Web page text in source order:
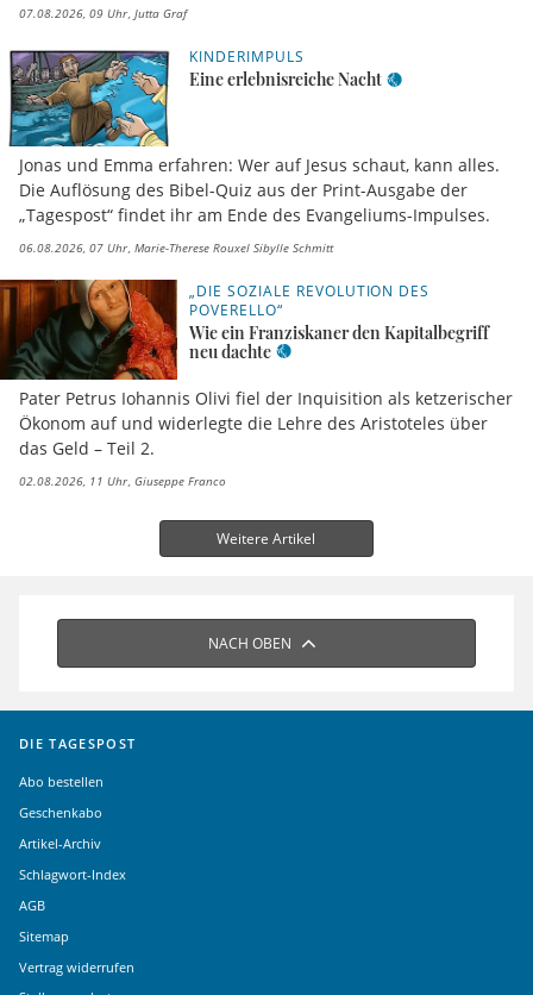
07.08.2026, 09 Uhr Jutta Graf
KINDERIMPULS
Eine erlebnisreiche Nacht
Jonas und Emma erfahren: Wer auf Jesus schaut, kann alles.
Die Auflösung des Bibel-Quiz aus der Print-Ausgabe der
„Tagespost“ findet ihr am Ende des Evangeliums-Impulses.
06.08.2026, 07 Uhr Marie-Therese Rouxel Sibylle Schmitt
„DIE SOZIALE REVOLUTION DES
POVERELLO“
Wie ein Franziskaner den Kapitalbegriff
neu dachte
Pater Petrus Iohannis Olivi fiel der Inquisition als ketzerischer
Ökonom auf und widerlegte die Lehre des Aristoteles über
das Geld – Teil 2.
02.08.2026, 11 Uhr Giuseppe Franco
Weitere Artikel
NACH OBEN
DIE TAGESPOST
Abo bestellen
Geschenkabo
Artikel-Archiv
Schlagwort-Index
AGB
Sitemap
Vertrag widerrufen